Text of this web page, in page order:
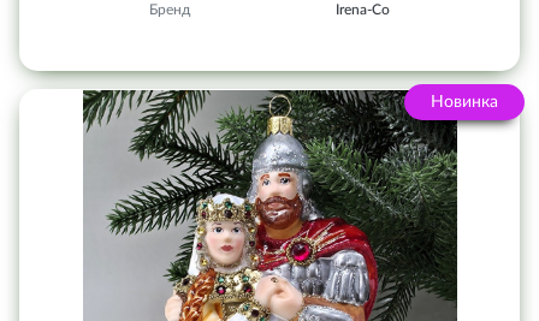
Бренд
Irena-Co
Новинка